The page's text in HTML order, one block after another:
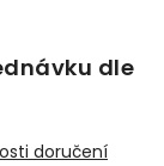
dle
doručení